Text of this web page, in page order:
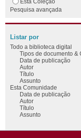
Pesquisa avançada
Listar por
Todo a biblioteca digital
Tipos de documento &
Data de publicação
Autor
Título
Assunto
Esta Comunidade
Data de publicação
Autor
Título
Assunto